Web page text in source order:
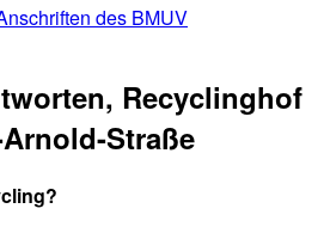
des BMUV
Recyclinghof
Straße